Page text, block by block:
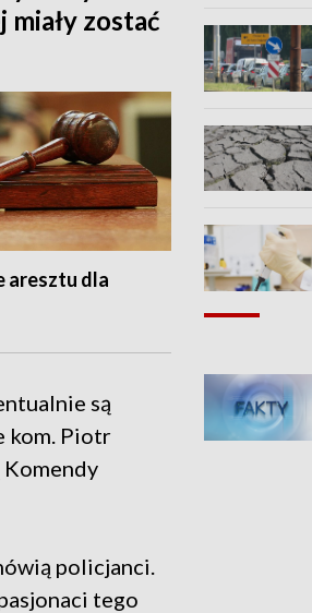
zostać
aresztu dla
są
kom. Piotr
Komendy
policjanci.
tego